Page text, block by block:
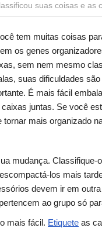
suas coisas e as
tem muitas coisas
os genes
sem nem mesmo
suas dificuldades
É mais fácil
juntas. Se você
mais organizado
mudança. Classifique-
los mais
devem ir em
ao grupo só
mais fácil. Etiquete as